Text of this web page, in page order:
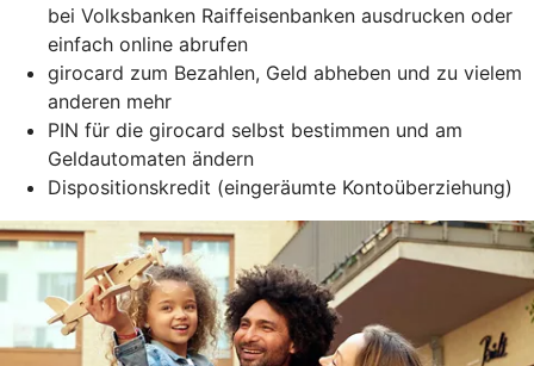
bei Volksbanken Raiffeisenbanken ausdrucken oder
einfach online abrufen
girocard zum Bezahlen, Geld abheben und zu vielem
anderen mehr
PIN für die girocard selbst bestimmen und am
Geldautomaten ändern
Dispositionskredit (eingeräumte Kontoüberziehung)